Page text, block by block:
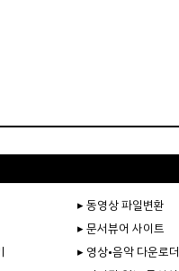
▸ 동영상 파일변환
▸ 문서뷰어 사이트
▸ 영상•음악 다운로더